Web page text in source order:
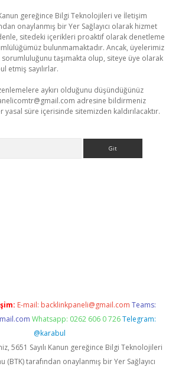
Kanun gereğince Bilgi Teknolojileri ve İletişim
onaylanmış bir Yer Sağlayıcı olarak hizmet
sitedeki içerikleri proaktif olarak denetleme
bulunmamaktadır. Ancak, üyelerimiz
sorumluluğunu taşımakta olup, siteye üye olarak
etmiş sayılırlar.
aykırı olduğunu düşündüğünüz
adresine bildirmeniz
yasal süre içerisinde sitemizden kaldırılacaktır.
E-mail: backlinkpaneli@gmail.com Teams:
Whatsapp: 0262 606 0 726 Telegram:
@karabul
5651 Sayılı Kanun gereğince Bilgi Teknolojileri
(BTK) tarafından onaylanmış bir Yer Sağlayıcı